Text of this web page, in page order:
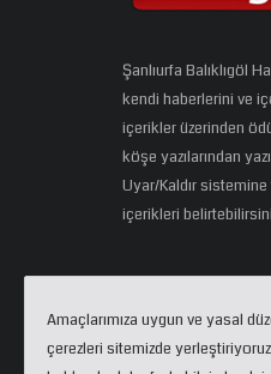
Şanlıurfa Balıklıgöl
kendi haberlerini ve
içerikler üzerinden
köşe yazılarından
Uyar/Kaldır
içerikleri
Amaçlarımıza uygun ve yasal
çerezleri sitemizde